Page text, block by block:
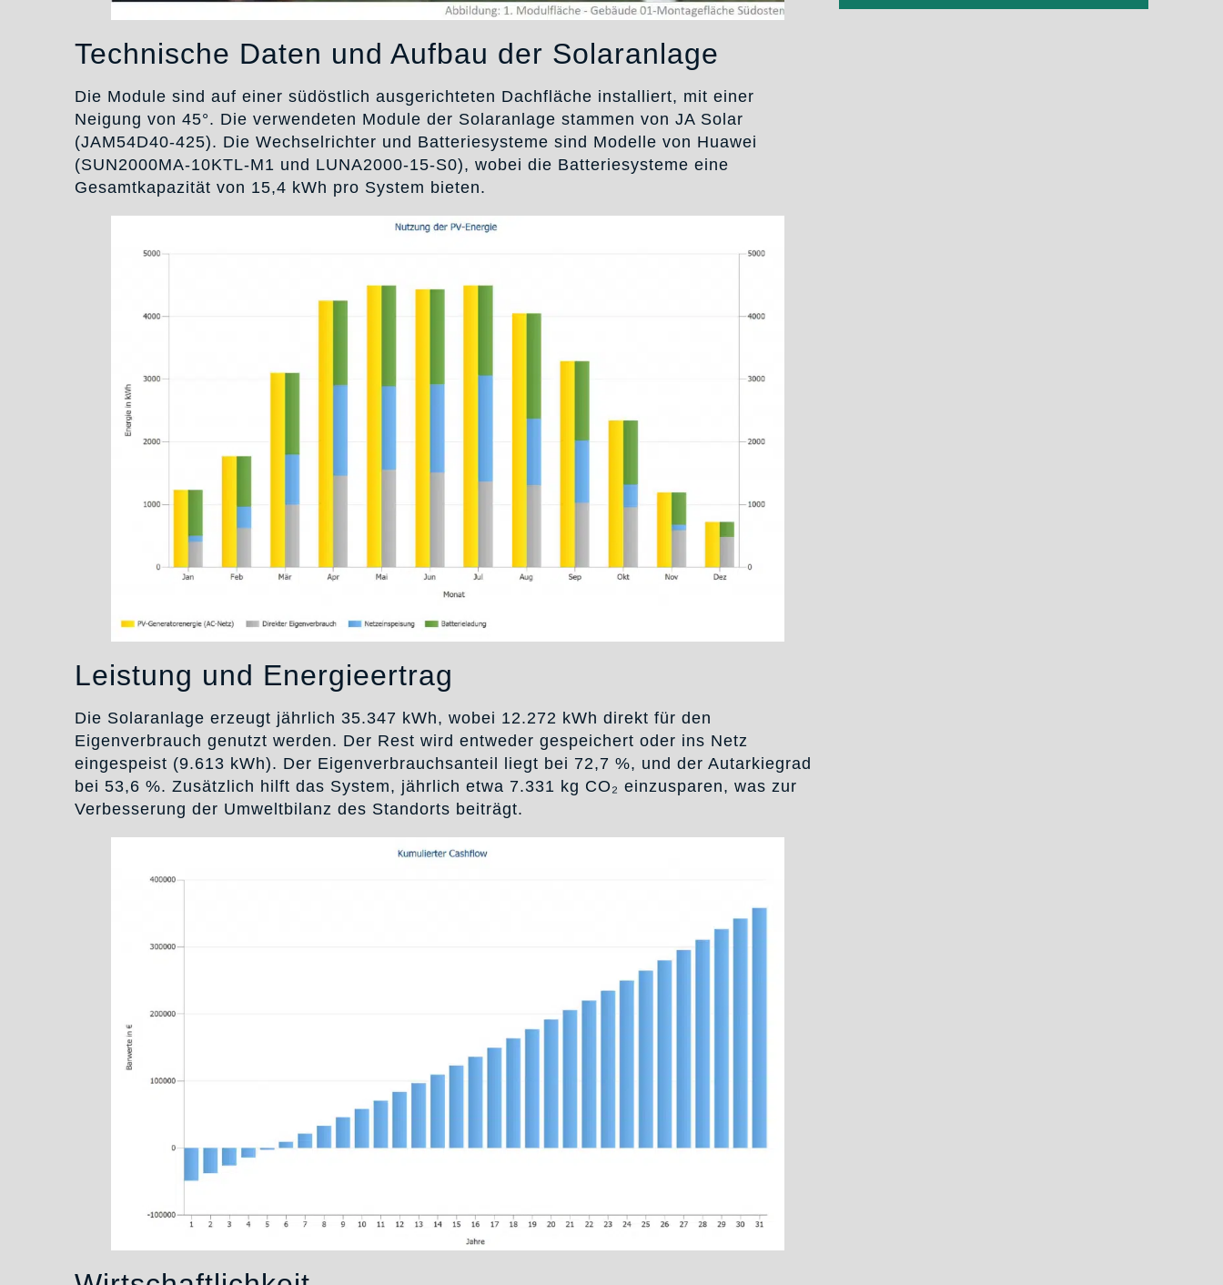
Technische Daten und Aufbau der Solaranlage
Die Module sind auf einer südöstlich ausgerichteten Dachfläche installiert, mit einer
Neigung von 45°. Die verwendeten Module der Solaranlage stammen von JA Solar
(JAM54D40-425). Die Wechselrichter und Batteriesysteme sind Modelle von Huawei
(SUN2000MA-10KTL-M1 und LUNA2000-15-S0), wobei die Batteriesysteme eine
Gesamtkapazität von 15,4 kWh pro System bieten.
Leistung und Energieertrag
Die Solaranlage erzeugt jährlich 35.347 kWh, wobei 12.272 kWh direkt für den
Eigenverbrauch genutzt werden. Der Rest wird entweder gespeichert oder ins Netz
eingespeist (9.613 kWh). Der Eigenverbrauchsanteil liegt bei 72,7 %, und der Autarkiegrad
bei 53,6 %. Zusätzlich hilft das System, jährlich etwa 7.331 kg CO₂ einzusparen, was zur
Verbesserung der Umweltbilanz des Standorts beiträgt.